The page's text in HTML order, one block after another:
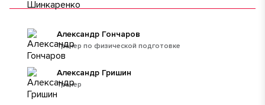
Тренер по физической подготовке
Александр Гончаров
Тренер
Александр Гришин